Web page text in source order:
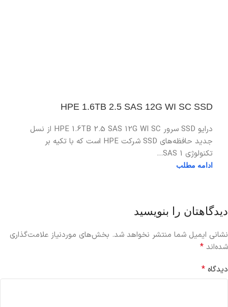
HPE 1.6TB 2.5 SAS 12G WI SC SSD
درایو SSD سرور HPE 1.6TB 2.5 SAS 12G WI SC از نسل
جدید حافظه‌های SSD شرکت HPE است که با تکیه بر
تکنولوژی SAS 1...
ادامه مطلب
دیدگاهتان را بنویسید
نشانی ایمیل شما منتشر نخواهد شد. بخش‌های موردنیاز علامت‌گذاری
شده‌اند *
دیدگاه *